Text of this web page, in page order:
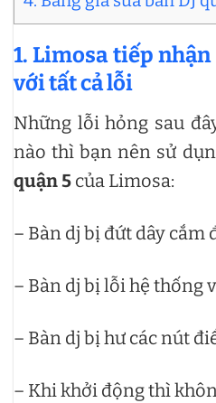
1. Limosa tiếp
với tất cả lỗi
Những lỗi hỏng sau
nào thì bạn nên sử
quận 5 của Limosa:
– Bàn dj bị đứt dây cắm
– Bàn dj bị lỗi hệ thống
– Bàn dj bị hư các nút
– Khi khởi động thì